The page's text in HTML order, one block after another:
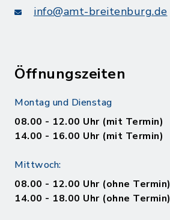
info@amt-breitenburg.de
Öffnungszeiten
Montag und Dienstag
08.00 - 12.00 Uhr (mit Termin)
14.00 - 16.00 Uhr (mit Termin)
Mittwoch:
08.00 - 12.00 Uhr (ohne Termin)
14.00 - 18.00 Uhr (ohne Termin)